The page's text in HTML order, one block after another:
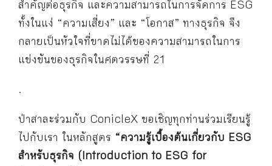
สำคัญต่อธุรกิจ และความสามารถในการจัดการ ESG
ทั้งในแง่ “ความเสี่ยง” และ “โอกาส” ทางธุรกิจ จึง
กลายเป็นหัวใจที่ขาดไม่ได้ของความสามารถในการ
แข่งขันของธุรกิจในศตวรรษที่ 21
.
ป่าสาละร่วมกับ ConicleX ขอเชิญทุกท่านร่วมเรียนรู้
ไปกับเรา ในหลักสูตร “ความรู้เบื้องต้นเกี่ยวกับ ESG
สำหรับธุรกิจ (Introduction to ESG for